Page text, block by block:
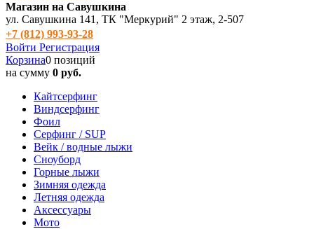
Магазин на Савушкина
ул. Савушкина 141, ТК "Меркурий" 2 этаж, 2-507
+7 (812) 993-93-28
Войти Регистрация
Корзина0 позиций
на сумму 0 руб.
Кайтсерфинг
Виндсерфинг
Фоил
Серфинг / SUP
Вейк / водные лыжи
Сноуборд
Горные лыжи
Зимняя одежда
Летняя одежда
Аксессуары
Мото